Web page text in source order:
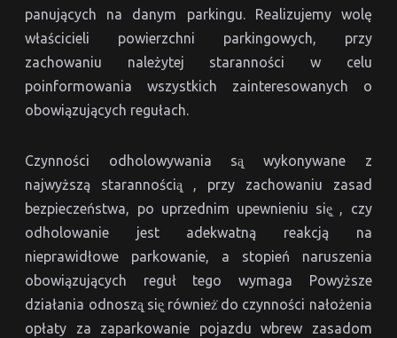
panujących na danym parkingu. Realizujemy wolę
właścicieli powierzchni parkingowych, przy
zachowaniu należytej staranności w celu
poinformowania wszystkich zainteresowanych o
obowiązujących regułach.
Czynności odholowywania są̨ wykonywane z
najwyższą starannością̨ , przy zachowaniu zasad
bezpieczeństwa, po uprzednim upewnieniu się̨ , czy
odholowanie jest adekwatną reakcją na
nieprawidłowe parkowanie, a stopień naruszenia
obowiązujących reguł tego wymaga Powyższe
działania odnoszą̨ się̨ również̇ do czynności nałożenia
opłaty za zaparkowanie pojazdu wbrew zasadom